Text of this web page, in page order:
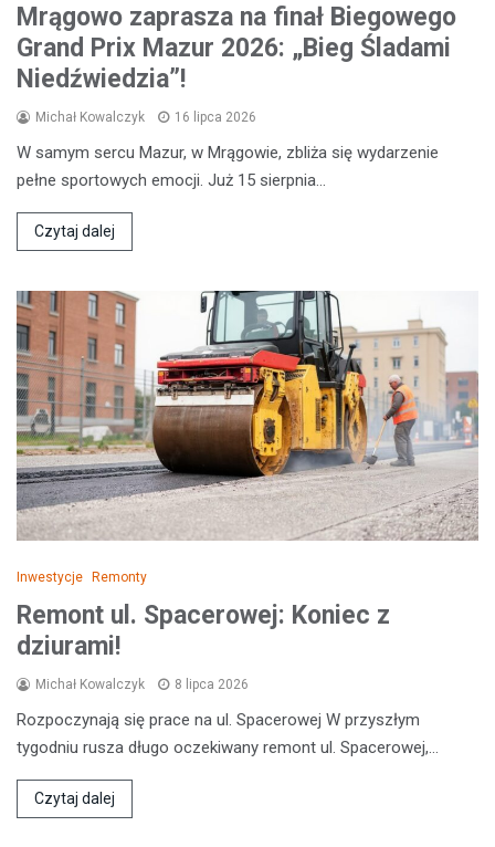
Mrągowo zaprasza na finał Biegowego
Grand Prix Mazur 2026: „Bieg Śladami
Niedźwiedzia”!
Michał Kowalczyk 16 lipca 2026
W samym sercu Mazur, w Mrągowie, zbliża się wydarzenie
pełne sportowych emocji. Już 15 sierpnia…
Czytaj dalej
Inwestycje Remonty
Remont ul. Spacerowej: Koniec z
dziurami!
Michał Kowalczyk 8 lipca 2026
Rozpoczynają się prace na ul. Spacerowej W przyszłym
tygodniu rusza długo oczekiwany remont ul. Spacerowej,…
Czytaj dalej